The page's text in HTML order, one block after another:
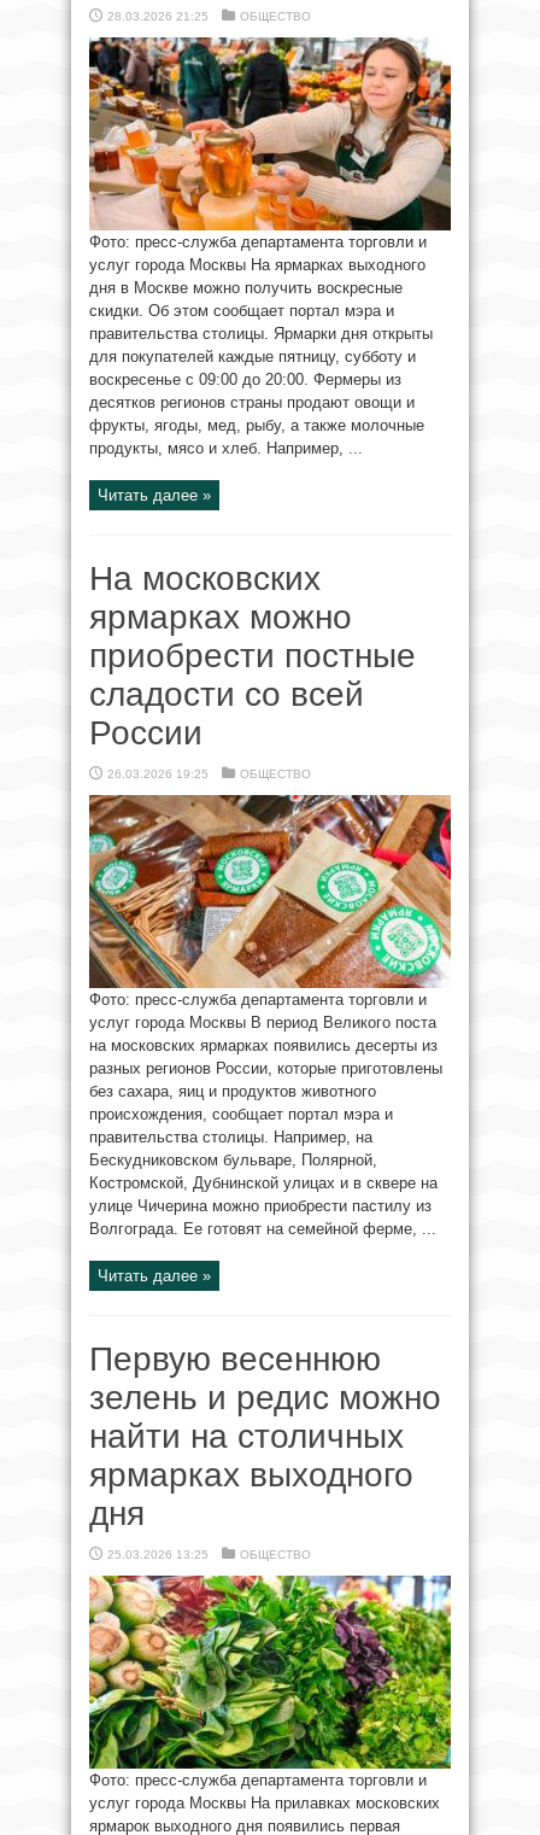
28.03.2026 21:25 ОБЩЕСТВО
Фото: пресс-служба департамента торговли и
услуг города Москвы На ярмарках выходного
дня в Москве можно получить воскресные
скидки. Об этом сообщает портал мэра и
правительства столицы. Ярмарки дня открыты
для покупателей каждые пятницу, субботу и
воскресенье c 09:00 до 20:00. Фермеры из
десятков регионов страны продают овощи и
фрукты, ягоды, мед, рыбу, а также молочные
продукты, мясо и хлеб. Например, ...
Читать далее »
На московских
ярмарках можно
приобрести постные
сладости со всей
России
26.03.2026 19:25 ОБЩЕСТВО
Фото: пресс-служба департамента торговли и
услуг города Москвы В период Великого поста
на московских ярмарках появились десерты из
разных регионов России, которые приготовлены
без сахара, яиц и продуктов животного
происхождения, сообщает портал мэра и
правительства столицы. Например, на
Бескудниковском бульваре, Полярной,
Костромской, Дубнинской улицах и в сквере на
улице Чичерина можно приобрести пастилу из
Волгограда. Ее готовят на семейной ферме, ...
Читать далее »
Первую весеннюю
зелень и редис можно
найти на столичных
ярмарках выходного
дня
25.03.2026 13:25 ОБЩЕСТВО
Фото: пресс-служба департамента торговли и
услуг города Москвы На прилавках московских
ярмарок выходного дня появились первая